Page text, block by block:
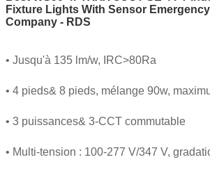
Fixture Lights With Sensor
Company - RDS
• Jusqu'à 135 lm/w, IRC>80Ra
• 4 pieds& 8 pieds, mélange 90w,
• 3 puissances& 3-CCT commutable
• Multi-tension : 100-277 V/347 V,